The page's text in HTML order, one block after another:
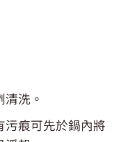
洗。
污痕可先於鍋內將